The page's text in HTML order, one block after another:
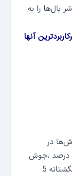
بال‌ها را به
آنها
در
اتصالات جوشی : جوش گوشه 80 درصد ،جوش
شیاری 15 درصد و جوش کام و انگشتانه 5